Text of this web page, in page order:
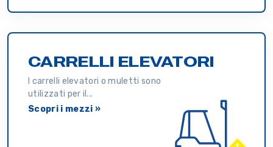
CARRELLI ELEVATORI
I carrelli elevatori o muletti sono
utilizzati per il...
Scopri i mezzi »